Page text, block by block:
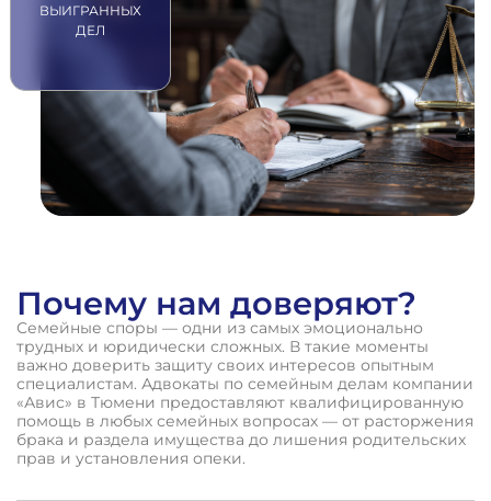
ВЫИГРАННЫХ
ДЕЛ
Почему нам доверяют?
Семейные споры — одни из самых эмоционально
трудных и юридически сложных. В такие моменты
важно доверить защиту своих интересов опытным
специалистам. Адвокаты по семейным делам компании
«Авис» в Тюмени предоставляют квалифицированную
помощь в любых семейных вопросах — от расторжения
брака и раздела имущества до лишения родительских
прав и установления опеки.